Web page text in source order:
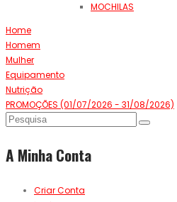
MOCHILAS
Home
Homem
Mulher
Equipamento
Nutrição
PROMOÇÕES (01/07/2026 - 31/08/2026)
A Minha Conta
Criar Conta